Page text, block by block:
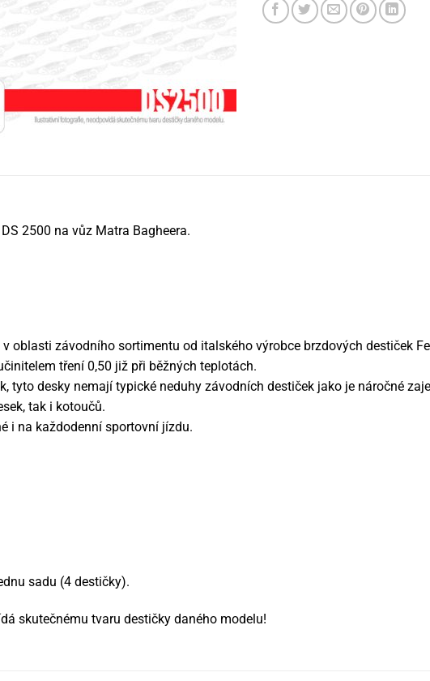
2500 na vůz Matra Bagheera.
oblasti závodního sortimentu od italského výrobce brzdových destiček
tření 0,50 již při běžných teplotách.
tyto desky nemají typické neduhy závodních destiček jako je náročné
tak i kotoučů.
i na každodenní sportovní jízdu.
sadu (4 destičky).
skutečnému tvaru destičky daného modelu!